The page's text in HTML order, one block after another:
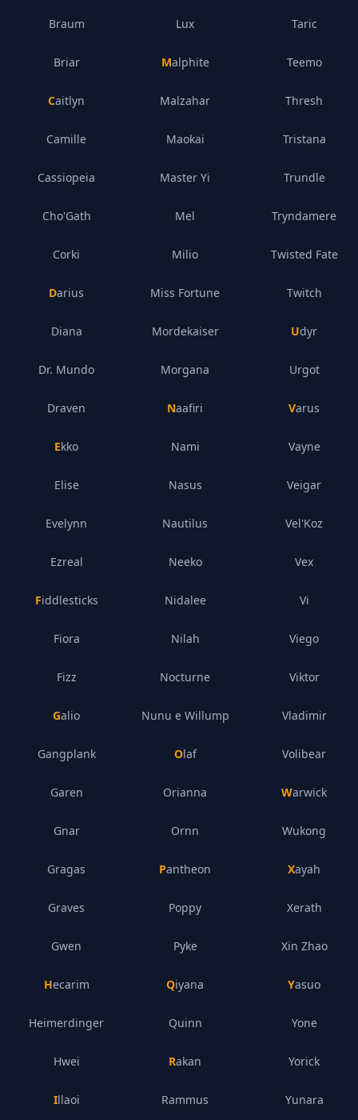
Braum
Briar
Caitlyn
Camille
Cassiopeia
Cho'Gath
Corki
Darius
Diana
Dr. Mundo
Draven
Ekko
Elise
Evelynn
Ezreal
Fiddlesticks
Fiora
Fizz
Galio
Gangplank
Garen
Gnar
Gragas
Graves
Gwen
Hecarim
Heimerdinger
Hwei
Illaoi
Lux
Malphite
Malzahar
Maokai
Master Yi
Mel
Milio
Miss Fortune
Mordekaiser
Morgana
Naafiri
Nami
Nasus
Nautilus
Neeko
Nidalee
Nilah
Nocturne
Nunu e Willump
Olaf
Orianna
Ornn
Pantheon
Poppy
Pyke
Qiyana
Quinn
Rakan
Rammus
Taric
Teemo
Thresh
Tristana
Trundle
Tryndamere
Twisted Fate
Twitch
Udyr
Urgot
Varus
Vayne
Veigar
Vel'Koz
Vex
Vi
Viego
Viktor
Vladimir
Volibear
Warwick
Wukong
Xayah
Xerath
Xin Zhao
Yasuo
Yone
Yorick
Yunara